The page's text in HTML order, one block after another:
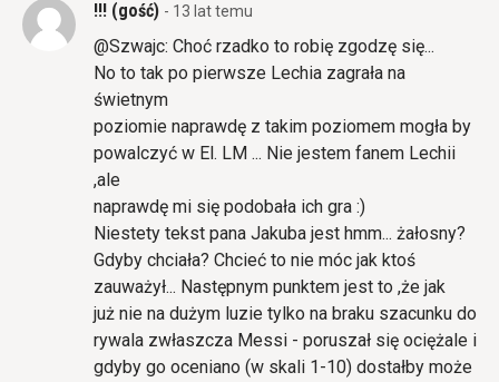
!!! (gość) - 13 lat temu
@Szwajc: Choć rzadko to robię zgodzę się...
No to tak po pierwsze Lechia zagrała na
świetnym
poziomie naprawdę z takim poziomem mogła by
powalczyć w El. LM ... Nie jestem fanem Lechii
,ale
naprawdę mi się podobała ich gra :)
Niestety tekst pana Jakuba jest hmm... żałosny?
Gdyby chciała? Chcieć to nie móc jak ktoś
zauważył... Następnym punktem jest to ,że jak
już nie na dużym luzie tylko na braku szacunku do
rywala zwłaszcza Messi - poruszał się ociężale i
gdyby go oceniano (w skali 1-10) dostałby może